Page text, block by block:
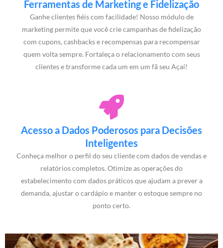
Ferramentas de Marketing e Fidelização
Ganhe clientes fiéis com facilidade! Nosso módulo de
marketing permite que você crie campanhas de fidelização
com cupons, cashbacks e recompensas para recompensar
quem volta sempre. Fortaleça o relacionamento com seus
clientes e transforme cada um em um fã seu Açaí!
Acesso a Dados Poderosos para Decisões
Inteligentes
Conheça melhor o perfil do seu cliente com dados de vendas e
relatórios completos. Otimize as operações do
estabelecimento com dados práticos que ajudam a prever a
demanda, ajustar o cardápio e manter o estoque sempre no
ponto certo.